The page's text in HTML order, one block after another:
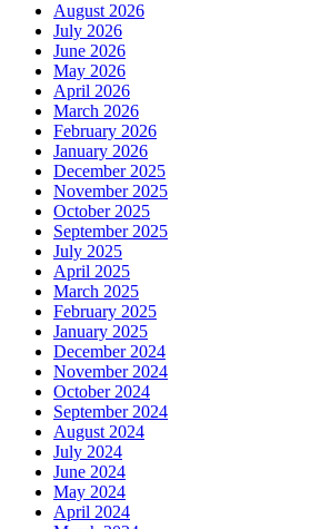
August 2026
July 2026
June 2026
May 2026
April 2026
March 2026
February 2026
January 2026
December 2025
November 2025
October 2025
September 2025
July 2025
April 2025
March 2025
February 2025
January 2025
December 2024
November 2024
October 2024
September 2024
August 2024
July 2024
June 2024
May 2024
April 2024